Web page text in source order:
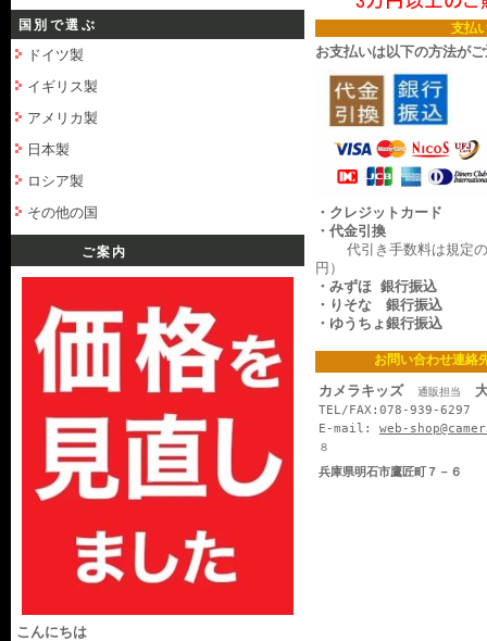
国別で選ぶ
ドイツ製
イギリス製
アメリカ製
日本製
ロシア製
その他の国
ご案内
こんにちは
支払
お支払いは以下の方法が
・クレジットカード
・代金引換
代引き手数料は規定の
円）
・みずほ 銀行振込
・りそな 銀行振込
・ゆうちょ銀行振込
お問い合わせ連絡
カメラキッズ 通販担当
TEL/FAX:078-939-6297
E-mail: web-
８
兵庫県明石市鷹匠町７－６